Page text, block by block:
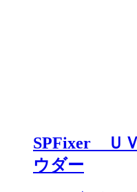
SPFixer Ｕ
ウダー